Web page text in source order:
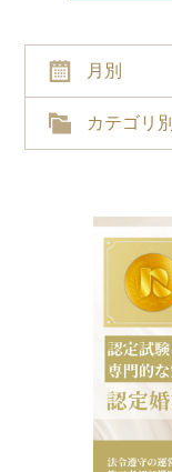
月別
カテゴリ別